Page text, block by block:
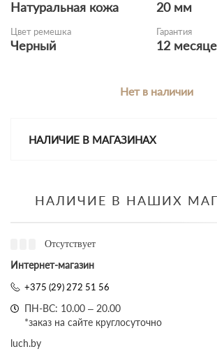
Натуральная кожа 20 мм
Цвет ремешка
Черный
Гарантия
12
Нет в наличии
НАЛИЧИЕ В МАГАЗИНАХ
НАЛИЧИЕ В НАШИХ
Отсутствует
Интернет-магазин
+375 (29) 272 51 56
ПН-ВС: 10.00 – 20.00
*заказ на сайте круглосуточно
luch.by